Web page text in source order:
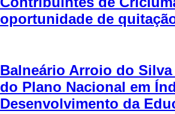
oportunidade de
Balneário Arroio do
do Plano Nacional em
Desenvolvimento da